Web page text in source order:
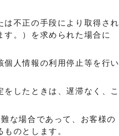
不正の手段により取得され
。）を求められた場合に
人情報の利用停止等を行い
したときは、遅滞なく、こ
な場合であって、お客様の
のとします。